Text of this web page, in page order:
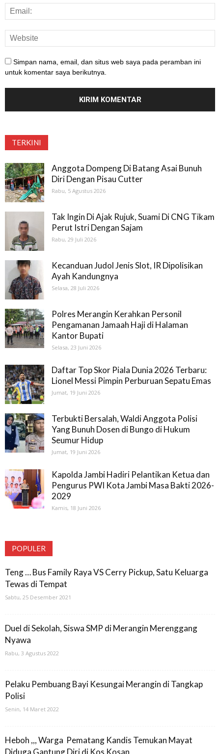
Simpan nama, email, dan situs web saya pada peramban ini
untuk komentar saya berikutnya.
TERKINI
Anggota Dompeng Di Batang Asai Bunuh
Diri Dengan Pisau Cutter
Rabu, 5 Agustus 2026
Tak Ingin Di Ajak Rujuk, Suami Di CNG Tikam
Perut Istri Dengan Sajam
Rabu, 29 Juli 2026
Kecanduan Judol Jenis Slot, IR Dipolisikan
Ayah Kandungnya
Selasa, 28 Juli 2026
Polres Merangin Kerahkan Personil
Pengamanan Jamaah Haji di Halaman
Kantor Bupati
Selasa, 23 Juni 2026
Daftar Top Skor Piala Dunia 2026 Terbaru:
Lionel Messi Pimpin Perburuan Sepatu Emas
Jumat, 19 Juni 2026
Terbukti Bersalah, Waldi Anggota Polisi
Yang Bunuh Dosen di Bungo di Hukum
Seumur Hidup
Jumat, 19 Juni 2026
Kapolda Jambi Hadiri Pelantikan Ketua dan
Pengurus PWI Kota Jambi Masa Bakti 2026-
2029
Kamis, 18 Juni 2026
POPULER
Teng … Bus Family Raya VS Cerry Pickup, Satu Keluarga
Tewas di Tempat
Sabtu, 25 Desember 2021
Duel di Sekolah, Siswa SMP di Merangin Merenggang
Nyawa
Rabu, 3 Agustus 2022
Pelaku Pembuang Bayi Kesungai Merangin di Tangkap
Polisi
Senin, 14 Maret 2022
Heboh ,,, Warga Pematang Kandis Temukan Mayat
Diduga Gantung Diri di Kos Kosan